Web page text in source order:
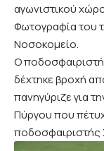
αγωνιστικού
Φωτογραφία του
Νοσοκομείο.
Ο
δέχτηκε βροχή
πανηγύριζε για
Πύργου που
ποδοσφαιριστής